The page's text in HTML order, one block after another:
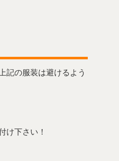
記の服装は避けるよう
け下さい！